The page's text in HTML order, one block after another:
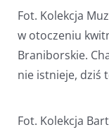
Fot. Kolekcja
w otoczeniu
Braniborskie.
nie istnieje, dziś
Fot. Kolekcja